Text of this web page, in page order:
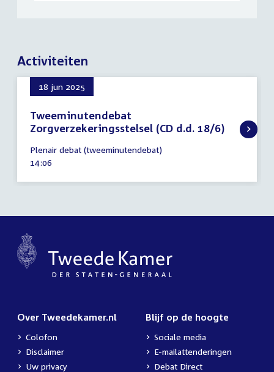
Activiteiten
18 jun 2025
Tweeminutendebat
Zorgverzekeringsstelsel (CD d.d. 18/6)
juni
2025
Plenair debat (tweeminutendebat)
Tijd
14:06
Over Tweedekamer.nl
Colofon
Disclaimer
Uw privacy
Blijf op de hoogte
Sociale media
E-mailattenderingen
Debat Direct